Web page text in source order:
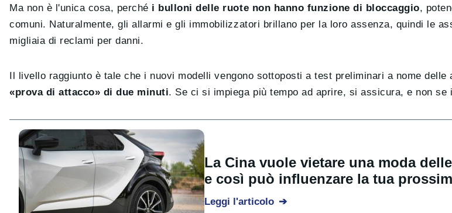
Ma non è l'unica cosa, perché i bulloni delle ruote non hanno funzione di bloccaggio,
comuni. Naturalmente, gli allarmi e gli immobilizzatori brillano per la loro assenza, quindi le
migliaia di reclami per danni.
Il livello raggiunto è tale che i nuovi modelli vengono sottoposti a test preliminari a nome
«prova di attacco» di due minuti. Se ci si impiega più tempo ad aprire, si assicura, e non se
La Cina vuole vietare una moda
e così può influenzare la tua
Leggi l'articolo